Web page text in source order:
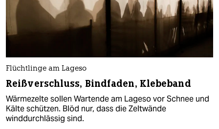
Flüchtlinge am Lageso
Reißverschluss, Bindfaden, Klebeband
Wärmezelte sollen Wartende am Lageso vor Schnee und
Kälte schützen. Blöd nur, dass die Zeltwände
winddurchlässig sind.